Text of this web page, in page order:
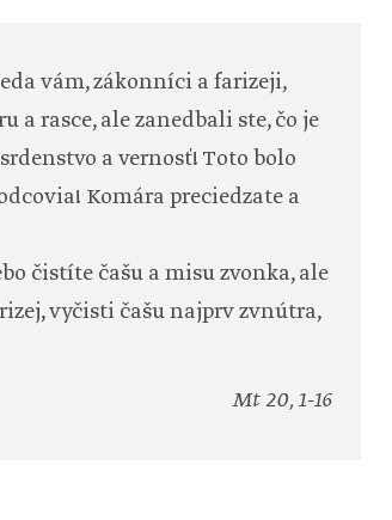
vám, zákonníci a farizeji,
a rasce, ale zanedbali ste, čo je
a vernosť! Toto bolo
Komára preciedzate a
čistíte čašu a misu zvonka, ale
vyčisti čašu najprv zvnútra,
Mt 20, 1-16